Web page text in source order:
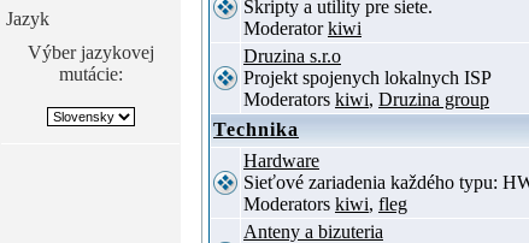
Jazyk
Výber jazykovej
mutácie:
Skripty a utility pre siete.
Moderatorkiwi
Druzina s.r.o
Projekt spojenych lokalnych ISP
Moderators kiwi, Druzina group
Technika
Hardware
Sieťové zariadenia každého typu:
Moderators kiwi, fleg
Anteny a bizuteria